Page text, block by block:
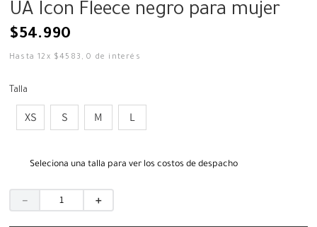
UA Icon Fleece negro para mujer
$54.990
Hasta12 x $4583 ,0 de interés
Talla
XS S M L
Seleciona una talla para ver los costos de despacho
＋
－